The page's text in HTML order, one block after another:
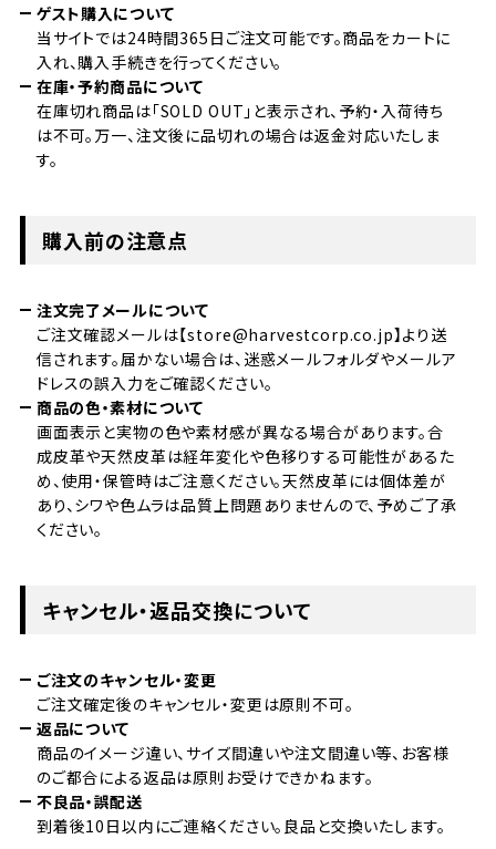
ゲスト購入について
当サイトでは24時間365日ご注文可能です。商品をカートに
入れ、購入手続きを行ってください。
在庫・予約商品について
在庫切れ商品は「SOLD OUT」と表示され、予約・入荷待ち
は不可。万一、注文後に品切れの場合は返金対応いたしま
す。
購入前の注意点
注文完了メールについて
ご注文確認メールは【store@harvestcorp.co.jp】より送
信されます。届かない場合は、迷惑メールフォルダやメールア
ドレスの誤入力をご確認ください。
商品の色・素材について
画面表示と実物の色や素材感が異なる場合があります。合
成皮革や天然皮革は経年変化や色移りする可能性があるた
め、使用・保管時はご注意ください。天然皮革には個体差が
あり、シワや色ムラは品質上問題ありませんので、予めご了承
ください。
キャンセル・返品交換について
ご注文のキャンセル・変更
ご注文確定後のキャンセル・変更は原則不可。
返品について
商品のイメージ違い、サイズ間違いや注文間違い等、お客様
のご都合による返品は原則お受けできかねます。
不良品・誤配送
到着後10日以内にご連絡ください。良品と交換いたします。